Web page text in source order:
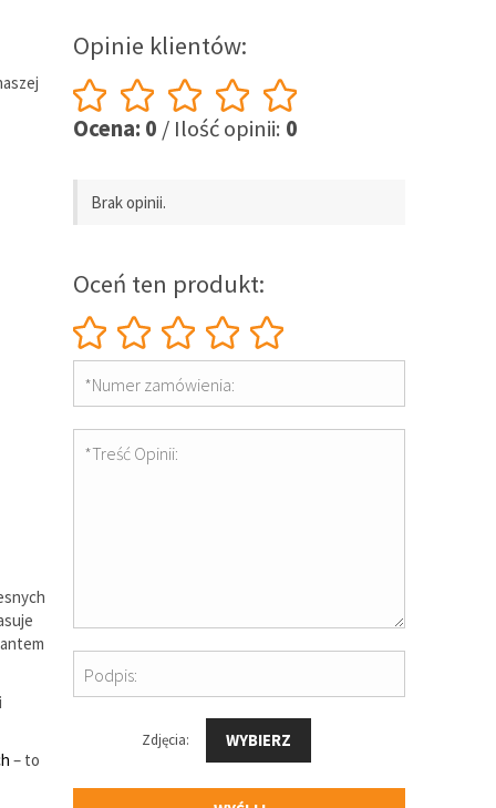
– to
Opinie klientów:
Ocena: 0 / Ilość opinii: 0
Brak opinii.
Oceń ten produkt:
*Numer zamówienia:
*Treść Opinii:
Podpis:
Zdjęcia: WYBIERZ